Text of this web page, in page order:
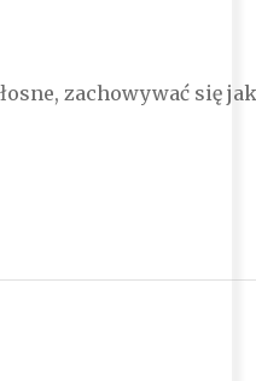
zachowywać się